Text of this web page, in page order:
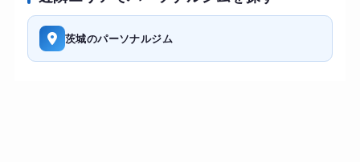
茨城のパーソナルジム